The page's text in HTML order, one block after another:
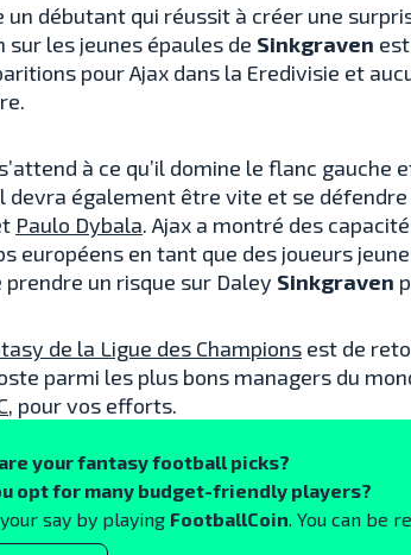
un débutant qui réussit à créer une
sur les jeunes épaules de Sinkgraven
pour Ajax dans la Eredivisie et
à ce qu’il domine le flanc gauche
devra également être vite et se
Paulo Dybala. Ajax a montré des
européens en tant que des joueurs
un risque sur Daley Sinkgraven
de la Ligue des Champions est de
parmi les plus bons managers du
, pour vos efforts.
your fantasy football picks?
opt for many budget-friendly players?
say by playing FootballCoin . You can be